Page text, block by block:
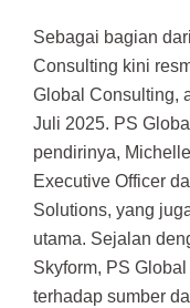
Sebagai bagian
Consulting kini
Global Consulting,
Juli 2025. PS
pendirinya,
Executive Officer
Solutions, yang
utama. Sejalan
Skyform, PS
terhadap sumber